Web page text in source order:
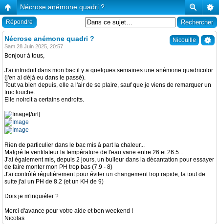
Nécrose anémone quadri ?
Répondre
Nicouille
Nécrose anémone quadri ?
Sam 28 Juin 2025, 20:57
Bonjour à tous,
J'ai introduit dans mon bac il y a quelques semaines une anémone quadricolor
(j'en ai déjà eu dans le passé).
Tout va bien depuis, elle a l'air de se plaire, sauf que je viens de remarquer un
truc louche.
Elle noircit a certains endroits.
[/url]
Rien de particulier dans le bac mis à part la chaleur...
Malgré le ventilateur la température de l'eau varie entre 26 et 26.5...
J'ai également mis, depuis 2 jours, un bulleur dans la décantation pour essayer
de faire monter mon PH trop bas (7.9 - 8)
J'ai contrôlé régulièrement pour éviter un changement trop rapide, la tout de
suite j'ai un PH de 8.2 (et un KH de 9)
Dois je m'inquiéter ?
Merci d'avance pour votre aide et bon weekend !
Nicolas